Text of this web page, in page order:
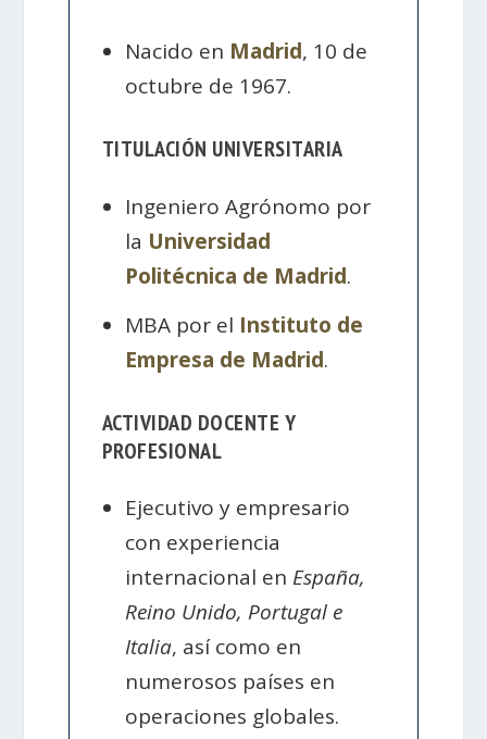
Nacido en Madrid, 10 de
octubre de 1967.
TITULACIÓN UNIVERSITARIA
Ingeniero Agrónomo por
la Universidad
Politécnica de Madrid.
MBA por el Instituto de
Empresa de Madrid.
ACTIVIDAD DOCENTE Y
PROFESIONAL
Ejecutivo y empresario
con experiencia
internacional en España,
Reino Unido, Portugal e
Italia, así como en
numerosos países en
operaciones globales.